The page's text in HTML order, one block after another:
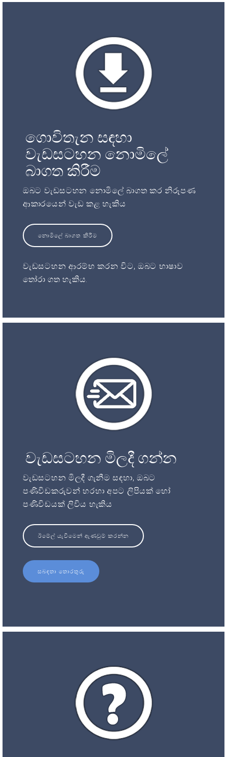
ගොවිතැන සඳහා
වැඩසටහන නොමිලේ
බාගත කිරීම
ඔබට වැඩසටහන නොමිලේ බාගත කර නිරූපණ
ආකාරයෙන් වැඩ කළ හැකිය
නොමිලේ බාගත කිරීම
වැඩසටහන ආරම්භ කරන විට, ඔබට භාෂාව
තෝරා ගත හැකිය.
වැඩසටහන මිලදී ගන්න
වැඩසටහන මිලදී ගැනීම සඳහා, ඔබට
පණිවිඩකරුවන් හරහා අපට ලිපියක් හෝ
පණිවිඩයක් ලිවිය හැකිය
ඊමේල් යැවීමෙන් ඇණවුම් කරන්න
සබඳතා තොරතුරු